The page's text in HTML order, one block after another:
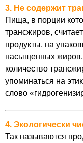
3. Не содержит
Пища, в порции
трансжиров,
продукты, на
насыщенных жиров,
количество
упоминаться на
слово
4. Экологически
Так называются